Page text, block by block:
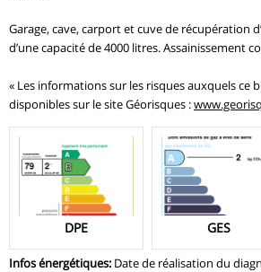
Garage, cave, carport et cuve de récupération
d’une capacité de 4000 litres. Assainissement
« Les informations sur les risques auxquels ce
disponibles sur le site Géorisques :
DPE GES
Infos énergétiques: Date de réalisation du